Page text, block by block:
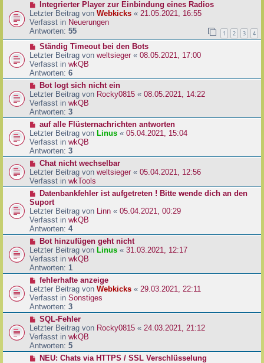
a
g
e
i
t
r
a
g
N
e
u
e
r
B
e
i
t
a
g
Integrierter Player zur Einbindung eines Radios
Letzter Beitrag von Webkicks « 21.05.2021, 16:55
Verfasst in Neuerungen
Antworten: 55 1 2 3 4
N
e
u
e
r
B
e
i
t
a
g
Ständig Timeout bei den Bots
Letzter Beitrag von weltsieger« 08.05.2021, 17:00
Verfasst in wkQB
Antworten: 6
N
e
u
e
r
B
e
i
t
a
g
Bot logt sich nicht ein
Letzter Beitrag von Rocky0815 « 08.05.2021, 14:22
Verfasst in wkQB
Antworten: 3
N
e
u
e
r
B
e
i
r
a
g
auf alle Flüsternachrichten antworten
Letzter Beitrag von Linus « 05.04.2021, 15:04
Verfasst in wkQB
Antworten: 3
N
e
u
e
B
e
i
t
a
g
Chat nicht wechselbar
Letzter Beitrag von weltsieger « 05.04.2021, 12:56
Verfasst in wkTools
N
e
u
e
r
B
e
i
t
r
a
g
Datenbankfehler ist aufgetreten ! Bitte wende dich an den
Suport
Letzter Beitrag von Linn « 05.04.2021, 00:29
Verfasst in wkQB
Antworten: 4
N
e
u
e
r
B
e
i
t
a
g
Bot hinzufügen geht nicht
Letzter Beitrag von Linus « 31.03.2021, 12:17
Verfasst in wkQB
Antworten: 1
N
e
u
e
r
B
e
i
t
fehlerhafte anzeige
Letzter Beitrag von Webkicks « 29.03.2021, 22:11
Verfasst in Sonstiges
Antworten: 3
N
e
u
e
r
SQL-Fehler
Letzter Beitrag von Rocky0815 « 24.03.2021, 21:12
Verfasst in wkQB
Antworten: 5
NNEU: Chats via HTTPS / SSL Verschlüsselung